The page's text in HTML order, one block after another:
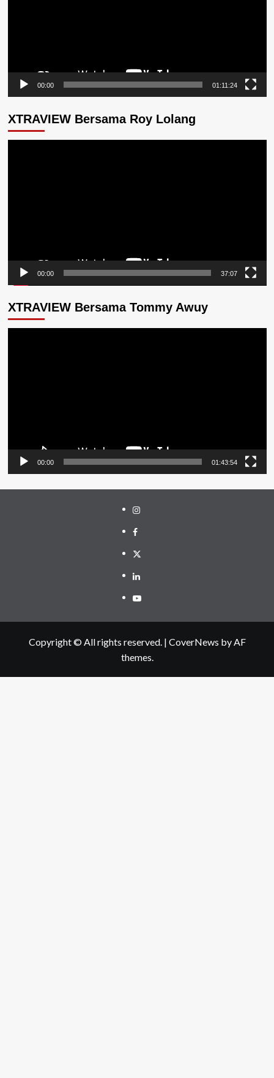
00:00 01:11:24
XTRAVIEW Bersama Roy Lolang
00:00 37:07
XTRAVIEW Bersama Tommy Awuy
00:00 01:43:54
Instagram
Facebook
Twitter
Linkedin
Youtube
Copyright © All rights reserved. | CoverNews by AF
themes.